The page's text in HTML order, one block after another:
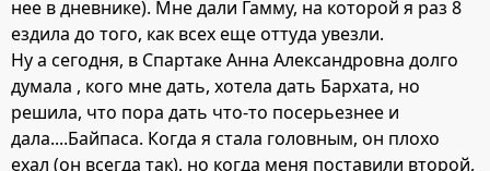
нее в дневнике). Мне дали Гамму, на которой я раз 8
ездила до того, как всех еще оттуда увезли.
Ну а сегодня, в Спартаке Анна Александровна долго
думала , кого мне дать, хотела дать Бархата, но
решила, что пора дать что-то посерьезнее и
дала....Байпаса. Когда я стала головным, он плохо
ехал (он всегда так), но когда меня поставили второй,